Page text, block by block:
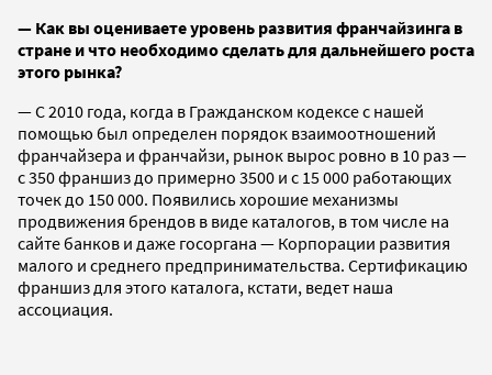
— Как вы оцениваете уровень развития франчайзинга в
стране и что необходимо сделать для дальнейшего роста
этого рынка?
— C 2010 года, когда в Гражданском кодексе с нашей
помощью был определен порядок взаимоотношений
франчайзера и франчайзи, рынок вырос ровно в 10 раз —
с 350 франшиз до примерно 3500 и с 15 000 работающих
точек до 150 000. Появились хорошие механизмы
продвижения брендов в виде каталогов, в том числе на
сайте банков и даже госоргана — Корпорации развития
малого и среднего предпринимательства. Сертификацию
франшиз для этого каталога, кстати, ведет наша
ассоциация.